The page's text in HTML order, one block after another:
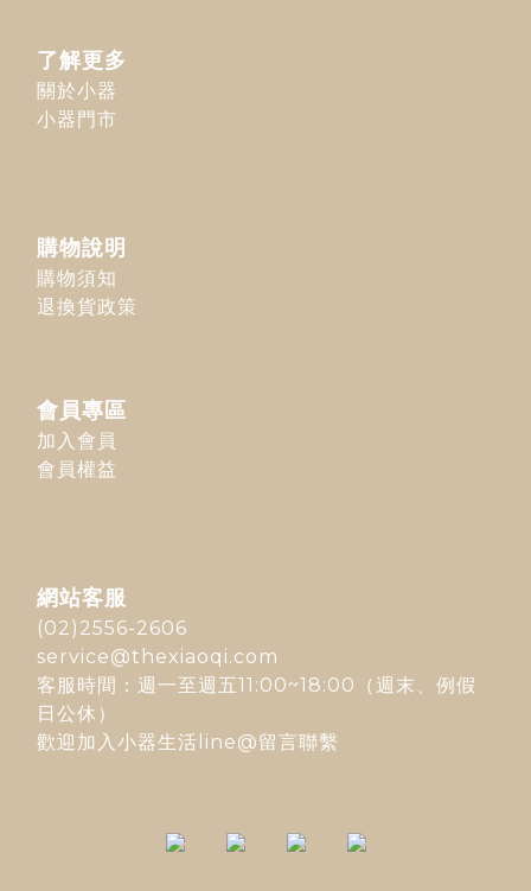
了解更多
關於小器
小器門市
購物說明
購物須知
退換貨政策
會員專區
加入會員
會員權益
網站客服
(02)2556-2606
service@thexiaoqi.com
客服時間：週一至週五11:00~18:00（週末、例假
日公休）
歡迎加入 小器生活line@留言聯繫